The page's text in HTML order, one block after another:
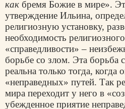
как бремя Божие в мире».
утверждение Ильина,
религиозную установку,
необходимость
«справедливости» –
борьбе со злом. Эта борьба
реальна только тогда, когда
«неправедных» путей. Так
мира переходит у него в
убежденное приятие